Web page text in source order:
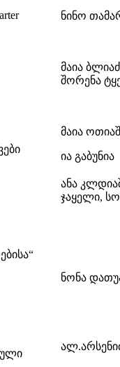
ნინო
მაია
შორენა
მაია
ია გაბუნია
ანა
ჯაყელი,
ნონა